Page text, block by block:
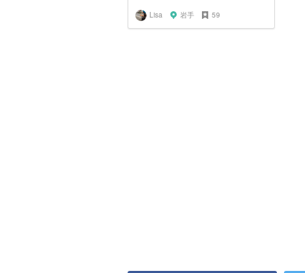
Lisa 岩手 59